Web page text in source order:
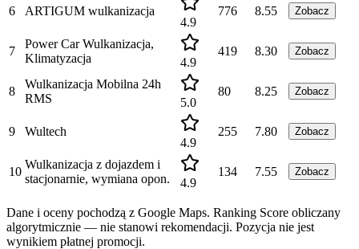
6
ARTIGUM wulkanizacja
4.9
776 8.55 Zobacz
7
Power Car Wulkanizacja,
Klimatyzacja
4.9
419 8.30 Zobacz
8
Wulkanizacja Mobilna 24h
RMS
5.0
80 8.25 Zobacz
9
Wultech
4.9
255 7.80 Zobacz
10
Wulkanizacja z dojazdem i
stacjonarnie, wymiana opon.
4.9
134 7.55 Zobacz
Dane i oceny pochodzą z Google Maps. Ranking Score obliczany
algorytmicznie — nie stanowi rekomendacji. Pozycja nie jest
wynikiem płatnej promocji.